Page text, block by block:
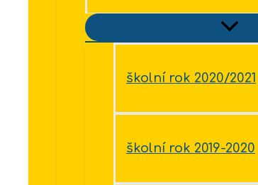
školní rok 2020/2021
školní rok 2019-2020